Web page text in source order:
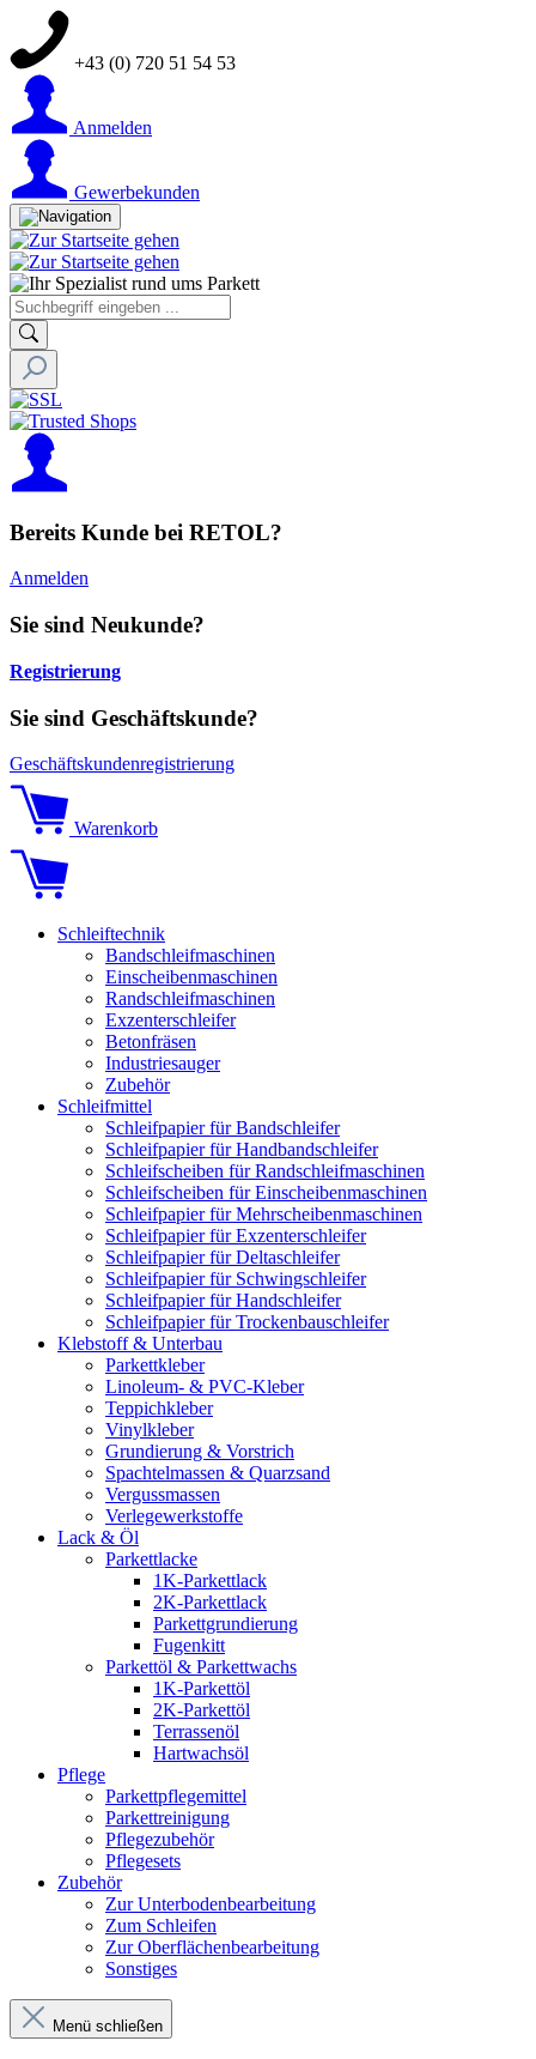
+43 (0) 720 51 54 53
Anmelden
Gewerbekunden
Bereits Kunde bei RETOL?
Anmelden
Sie sind Neukunde?
Registrierung
Sie sind Geschäftskunde?
Geschäftskundenregistrierung
Warenkorb
Schleiftechnik
Bandschleifmaschinen
Einscheibenmaschinen
Randschleifmaschinen
Exzenterschleifer
Betonfräsen
Industriesauger
Zubehör
Schleifmittel
Schleifpapier für Bandschleifer
Schleifpapier für Handbandschleifer
Schleifscheiben für Randschleifmaschinen
Schleifscheiben für Einscheibenmaschinen
Schleifpapier für Mehrscheibenmaschinen
Schleifpapier für Exzenterschleifer
Schleifpapier für Deltaschleifer
Schleifpapier für Schwingschleifer
Schleifpapier für Handschleifer
Schleifpapier für Trockenbauschleifer
Klebstoff & Unterbau
Parkettkleber
Linoleum- & PVC-Kleber
Teppichkleber
Vinylkleber
Grundierung & Vorstrich
Spachtelmassen & Quarzsand
Vergussmassen
Verlegewerkstoffe
Lack & Öl
Parkettlacke
1K-Parkettlack
2K-Parkettlack
Parkettgrundierung
Fugenkitt
Parkettöl & Parkettwachs
1K-Parkettöl
2K-Parkettöl
Terrassenöl
Hartwachsöl
Pflege
Parkettpflegemittel
Parkettreinigung
Pflegezubehör
Pflegesets
Zubehör
Zur Unterbodenbearbeitung
Zum Schleifen
Zur Oberflächenbearbeitung
Sonstiges
Menü schließen